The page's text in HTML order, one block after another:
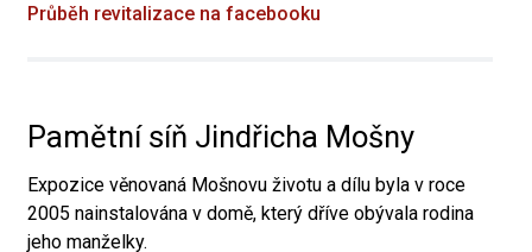
Průběh revitalizace na facebooku
Pamětní síň Jindřicha Mošny
Expozice věnovaná Mošnovu životu a dílu byla v roce
2005 nainstalována v domě, který dříve obývala rodina
jeho manželky.